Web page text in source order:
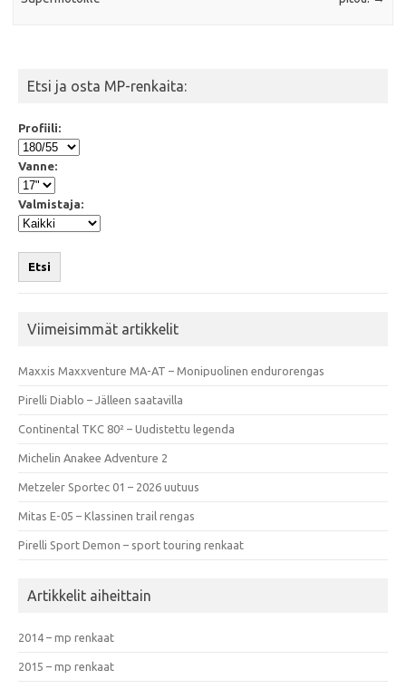
Etsi ja osta MP-renkaita:
Profiili:
Vanne:
Valmistaja:
Etsi
Viimeisimmät artikkelit
Maxxis Maxxventure MA-AT – Monipuolinen endurorengas
Pirelli Diablo – Jälleen saatavilla
Continental TKC 80² – Uudistettu legenda
Michelin Anakee Adventure 2
Metzeler Sportec 01 – 2026 uutuus
Mitas E-05 – Klassinen trail rengas
Pirelli Sport Demon – sport touring renkaat
Artikkelit aiheittain
2014 – mp renkaat
2015 – mp renkaat